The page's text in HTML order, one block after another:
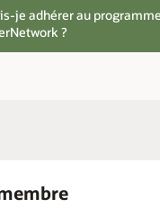
je adhérer au programme
?